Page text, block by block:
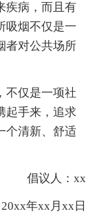
疾病，而且有
吸烟不仅是一
者对公共场所
不仅是一项社
起手来，追求
个清新、舒适
倡议人：xx
年xx月xx日